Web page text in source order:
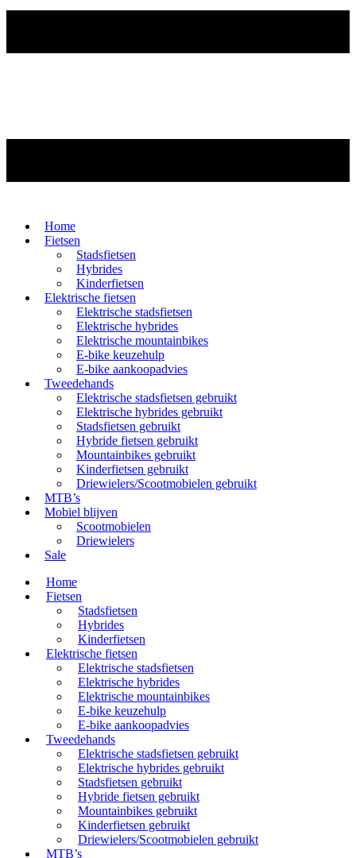
Home
Fietsen
Stadsfietsen
Hybrides
Kinderfietsen
Elektrische fietsen
Elektrische stadsfietsen
Elektrische hybrides
Elektrische mountainbikes
E-bike keuzehulp
E-bike aankoopadvies
Tweedehands
Elektrische stadsfietsen gebruikt
Elektrische hybrides gebruikt
Stadsfietsen gebruikt
Hybride fietsen gebruikt
Mountainbikes gebruikt
Kinderfietsen gebruikt
Driewielers/Scootmobielen gebruikt
MTB’s
Mobiel blijven
Scootmobielen
Driewielers
Sale
Home
Fietsen
Stadsfietsen
Hybrides
Kinderfietsen
Elektrische fietsen
Elektrische stadsfietsen
Elektrische hybrides
Elektrische mountainbikes
E-bike keuzehulp
E-bike aankoopadvies
Tweedehands
Elektrische stadsfietsen gebruikt
Elektrische hybrides gebruikt
Stadsfietsen gebruikt
Hybride fietsen gebruikt
Mountainbikes gebruikt
Kinderfietsen gebruikt
Driewielers/Scootmobielen gebruikt
MTB’s